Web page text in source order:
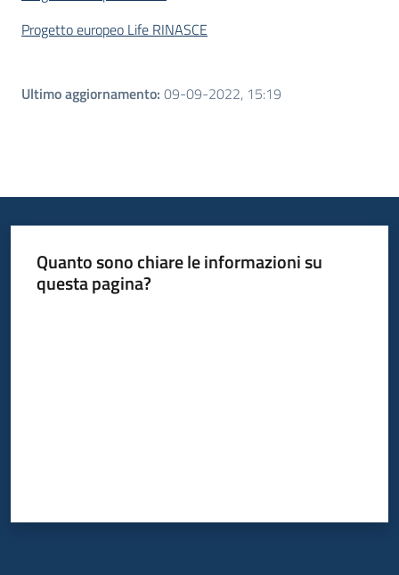
Progetto europeo Life RINASCE
Ultimo aggiornamento: 09-09-2022, 15:19
Quanto sono chiare le informazioni su
questa pagina?